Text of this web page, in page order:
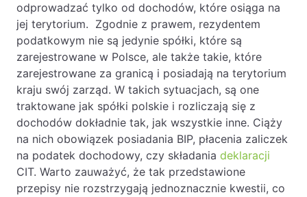
odprowadzać tylko od dochodów, które osiąga na
jej terytorium. Zgodnie z prawem, rezydentem
podatkowym nie są jedynie spółki, które są
zarejestrowane w Polsce, ale także takie, które
zarejestrowane za granicą i posiadają na terytorium
kraju swój zarząd. W takich sytuacjach, są one
traktowane jak spółki polskie i rozliczają się z
dochodów dokładnie tak, jak wszystkie inne. Ciąży
na nich obowiązek posiadania BIP, płacenia zaliczek
na podatek dochodowy, czy składania deklaracji
CIT. Warto zauważyć, że tak przedstawione
przepisy nie rozstrzygają jednoznacznie kwestii, co